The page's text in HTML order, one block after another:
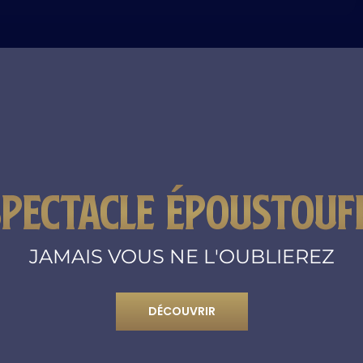
JAMAIS VOUS NE L'OUBLIEREZ
DÉCOUVRIR